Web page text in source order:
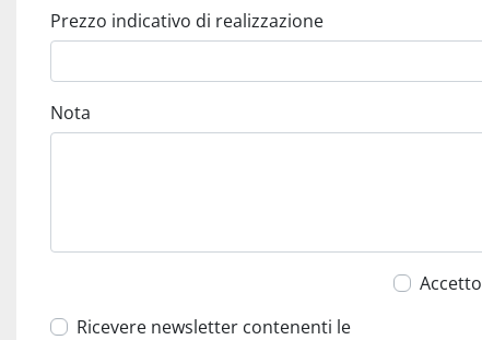
Prezzo indicativo di realizzazione
Nota
Accetto
Ricevere newsletter contenenti le